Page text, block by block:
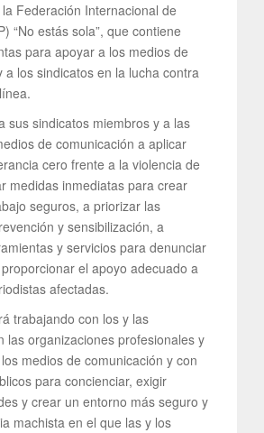
Federación Internacional de
“No estás sola”, que contiene
para apoyar a los medios de
a los sindicatos en la lucha contra
sus sindicatos miembros y a las
de comunicación a aplicar
cero frente a la violencia de
medidas inmediatas para crear
seguros, a priorizar las
y sensibilización, a
y servicios para denunciar
el apoyo adecuado a
afectadas.
trabajando con los y las
las organizaciones profesionales y
medios de comunicación y con
para concienciar, exigir
y crear un entorno más seguro y
machista en el que las y los